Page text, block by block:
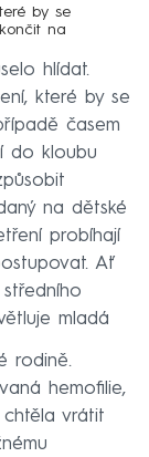
by se
na
hlídat.
které by se
časem
do kloubu
na dětské
probíhají
Ať
mladá
rodině.
hemofilie,
vrátit